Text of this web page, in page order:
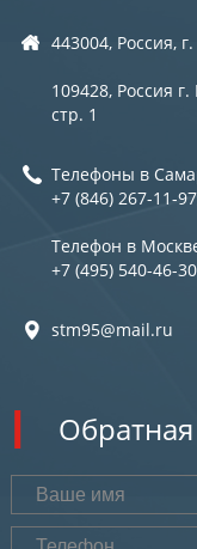
443004, Россия,
109428, Россия
стр. 1
Телефоны в
+7 (846) 267-11-
Телефон в
+7 (495) 540-46-30
stm95@mail.ru
Обратная